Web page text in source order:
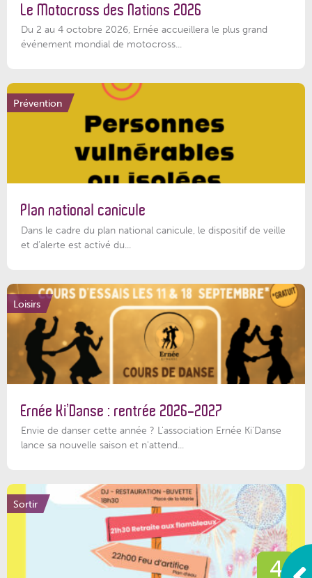
Le Motocross des Nations 2026
Du 2 au 4 octobre 2026, Ernée accueillera le plus grand
événement mondial de motocross...
Prévention
Plan national canicule
Dans le cadre du plan national canicule, le dispositif de veille
et d’alerte est activé du...
Loisirs
Ernée Ki’Danse : rentrée 2026-2027
Envie de danser cette année ? L'association Ernée Ki'Danse
lance sa nouvelle saison et n'attend...
Sortir
4